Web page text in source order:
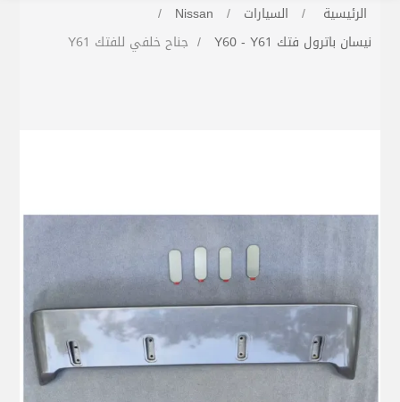
الرئيسية / السيارات /
Nissan
/
نيسان باترول فتك Y60 - Y61
/ جناح خلفي للفتك Y61